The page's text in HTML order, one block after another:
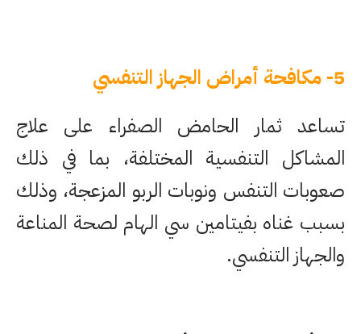
5- مكافحة أمراض الجهاز التنفسي
تساعد ثمار الحامض الصفراء على علاج
المشاكل التنفسية المختلفة، بما في ذلك
صعوبات التنفس ونوبات الربو المزعجة، وذلك
بسبب غناه بفيتامين سي الهام لصحة المناعة
والجهاز التنفسي.